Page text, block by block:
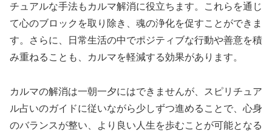
チュアルな手法もカルマ解消に役立ちます。これらを通じ
て心のブロックを取り除き、魂の浄化を促すことができま
す。さらに、日常生活の中でポジティブな行動や善意を積
み重ねることも、カルマを軽減する効果があります。
カルマの解消は一朝一夕にはできませんが、スピリチュア
ル占いのガイドに従いながら少しずつ進めることで、心身
のバランスが整い、より良い人生を歩むことが可能となる